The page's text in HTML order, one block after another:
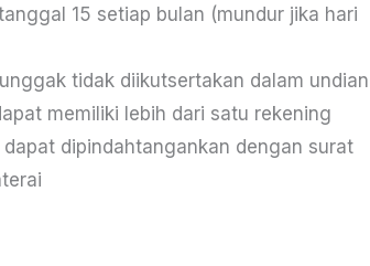
15 setiap bulan (mundur jika hari
tidak diikutsertakan dalam undian
memiliki lebih dari satu rekening
dapat dipindahtangankan dengan surat